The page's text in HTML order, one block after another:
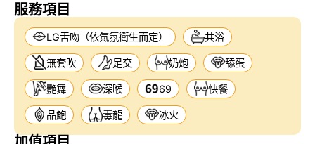
服務項目
LG舌吻（依氣氛衛生而定） 共浴
無套吹 足交 奶炮 舔蛋
艷舞 深喉 69 快餐
品鮑 毒龍 冰火